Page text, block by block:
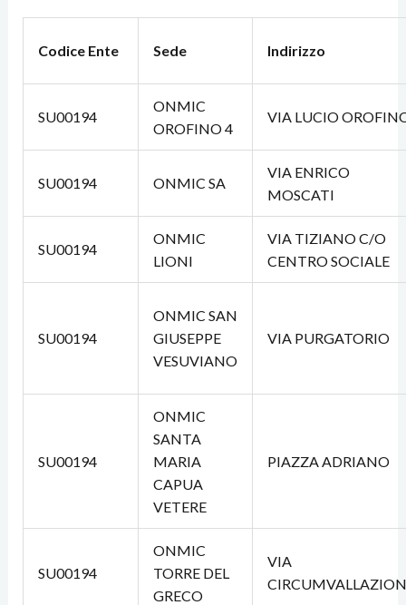
Codice Ente Sede Indirizzo
SU00194
ONMIC
OROFINO 4
VIA LUCIO
SU00194 ONMIC SA
VIA ENRICO
MOSCATI
SU00194
ONMIC
LIONI
VIA TIZIANO C/O
CENTRO SOCIALE
SU00194
ONMIC SAN
GIUSEPPE
VESUVIANO
VIA PURGATORIO
SU00194
ONMIC
SANTA
MARIA
CAPUA
VETERE
PIAZZA ADRIANO
SU00194
ONMIC
TORRE DEL
GRECO
VIA